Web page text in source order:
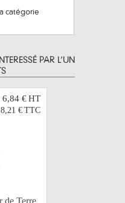
catégorie
PAR L’UN
6,84 €HT
8,21 € TTC